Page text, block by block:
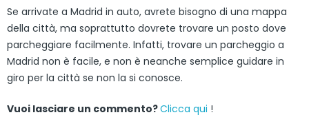
Se arrivate a Madrid in auto, avrete bisogno di una mappa
della città, ma soprattutto dovrete trovare un posto dove
parcheggiare facilmente. Infatti, trovare un parcheggio a
Madrid non è facile, e non è neanche semplice guidare in
giro per la città se non la si conosce.
Vuoi lasciare un commento?Clicca qui !